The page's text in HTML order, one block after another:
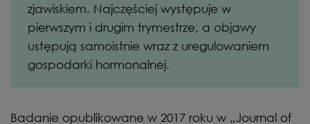
zjawiskiem. Najczęściej występuje w
pierwszym i drugim trymestrze, a objawy
ustępują samoistnie wraz z uregulowaniem
gospodarki hormonalnej.
Badanie opublikowane w 2017 roku w „Journal of